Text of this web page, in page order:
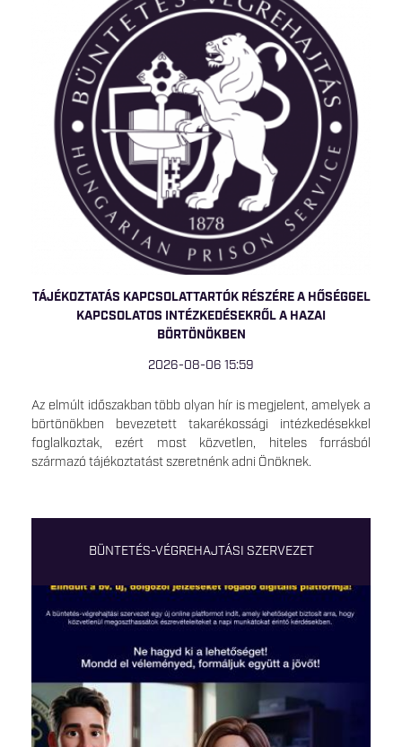
TÁJÉKOZTATÁS KAPCSOLATTARTÓK RÉSZÉRE A HŐSÉGGEL
KAPCSOLATOS INTÉZKEDÉSEKRŐL A HAZAI
BÖRTÖNÖKBEN
2026-08-06 15:59
Az elmúlt időszakban több olyan hír is megjelent, amelyek a
börtönökben bevezetett takarékossági intézkedésekkel
foglalkoztak, ezért most közvetlen, hiteles forrásból
származó tájékoztatást szeretnénk adni Önöknek.
BÜNTETÉS-VÉGREHAJTÁSI SZERVEZET